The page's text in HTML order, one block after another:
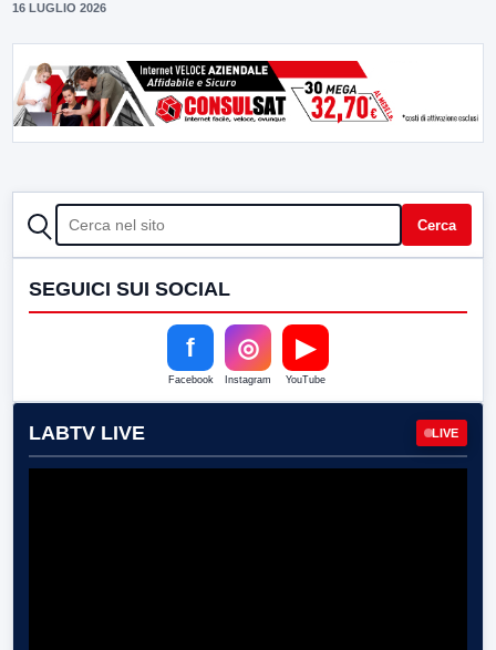
16 LUGLIO 2026
CERCA Cerca
SEGUICI SUI SOCIAL
f
Facebook
◎
Instagram
▶
YouTube
LABTV LIVE LIVE